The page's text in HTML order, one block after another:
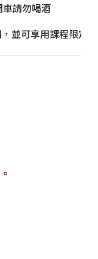
請勿喝酒
並可享用課程限定